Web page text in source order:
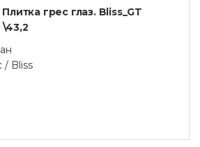
грес глаз. Bliss_GT
\43,2
/ Bliss